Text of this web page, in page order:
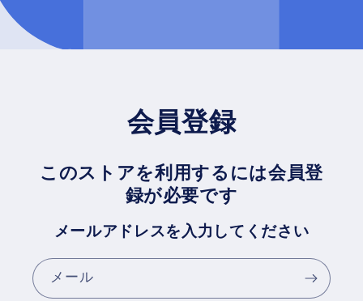
会員登録
このストアを利用するには会員登
録が必要です
メールアドレスを入力してください
メール